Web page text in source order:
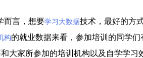
而言，想要学习大数据技术，最好的方
构的就业数据来看，参加培训的同学
大家所参加的培训机构以及自学学习